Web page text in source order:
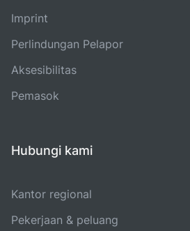
Imprint
Perlindungan Pelapor
Aksesibilitas
Pemasok
Hubungi kami
Kantor regional
Pekerjaan & peluang